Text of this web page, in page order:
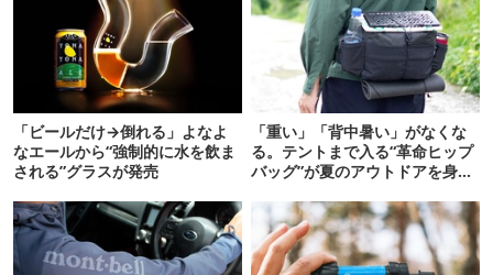
「ビールだけ→倒れる」よなよ
なエールから“強制的に水を飲ま
される”グラスが発売
「重い」「背中暑い」がなくな
る。テントまで入る“革命ヒップ
バッグ”が夏のアウトドアを身軽